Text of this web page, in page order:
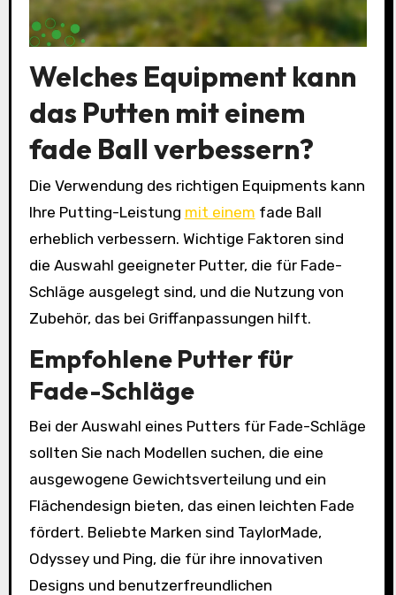
Welches Equipment kann
das Putten mit einem
fade Ball verbessern?
Die Verwendung des richtigen Equipments kann
Ihre Putting-Leistung mit einem fade Ball
erheblich verbessern. Wichtige Faktoren sind
die Auswahl geeigneter Putter, die für Fade-
Schläge ausgelegt sind, und die Nutzung von
Zubehör, das bei Griffanpassungen hilft.
Empfohlene Putter für
Fade-Schläge
Bei der Auswahl eines Putters für Fade-Schläge
sollten Sie nach Modellen suchen, die eine
ausgewogene Gewichtsverteilung und ein
Flächendesign bieten, das einen leichten Fade
fördert. Beliebte Marken sind TaylorMade,
Odyssey und Ping, die für ihre innovativen
Designs und benutzerfreundlichen